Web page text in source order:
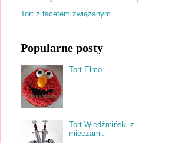
Tort z facetem związanym.
Popularne posty
Tort Elmo.
Tort Wiedźmiński z
mieczami.